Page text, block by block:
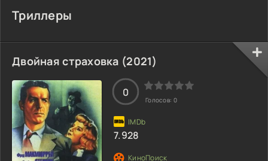
Триллеры
Двойная страховка (2021)
0
Голосов: 0
7.928